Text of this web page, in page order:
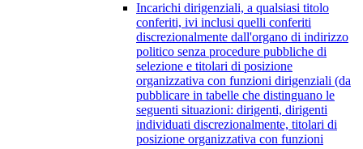
Incarichi dirigenziali, a qualsiasi titolo
conferiti, ivi inclusi quelli conferiti
discrezionalmente dall'organo di indirizzo
politico senza procedure pubbliche di
selezione e titolari di posizione
organizzativa con funzioni dirigenziali (da
pubblicare in tabelle che distinguano le
seguenti situazioni: dirigenti, dirigenti
individuati discrezionalmente, titolari di
posizione organizzativa con funzioni